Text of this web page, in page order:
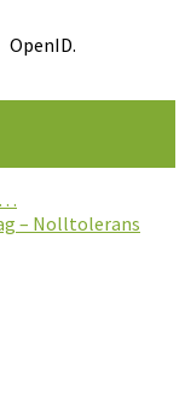
OpenID.
– Nolltolerans